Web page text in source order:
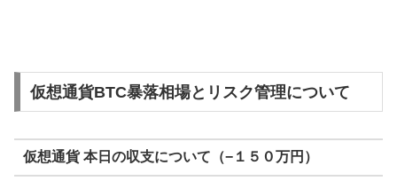
仮想通貨BTC暴落相場とリスク管理について
仮想通貨 本日の収支について（−１５０万円）